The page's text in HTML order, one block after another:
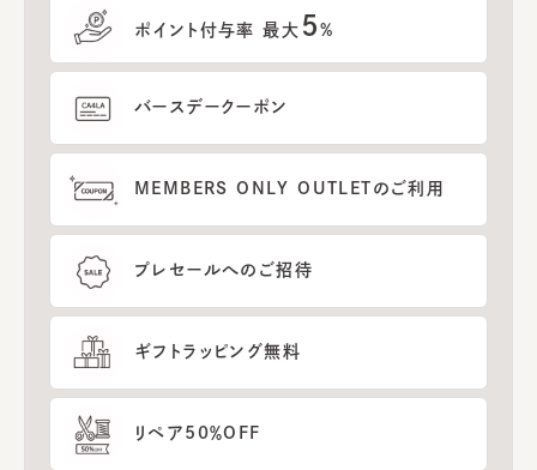
ポイント付与率 最大 5%
バースデークーポン
MEMBERS ONLY OUTLETのご利用
プレセールへのご招待
ギフトラッピング無料
リペア50％OFF